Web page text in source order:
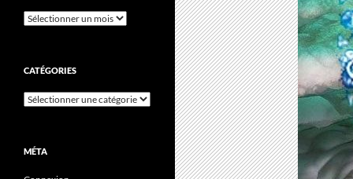
Archives
CATÉGORIES
Catégories
MÉTA